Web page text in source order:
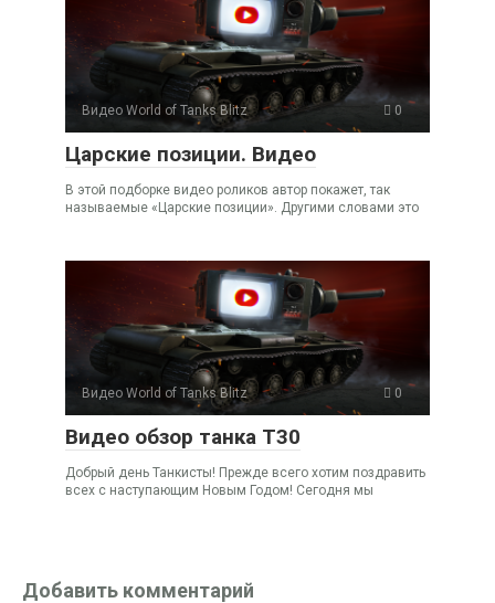
Видео World of Tanks Blitz 0
Царские позиции. Видео
В этой подборке видео роликов автор покажет, так
называемые «Царские позиции». Другими словами это
Видео World of Tanks Blitz 0
Видео обзор танка Т30
Добрый день Танкисты! Прежде всего хотим поздравить
всех с наступающим Новым Годом! Сегодня мы
Добавить комментарий